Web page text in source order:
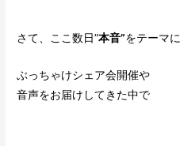
さて、ここ数日”本音”をテーマに
ぶっちゃけシェア会開催や
音声をお届けしてきた中で